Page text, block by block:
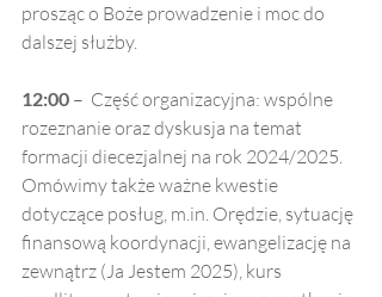
prosząc o Boże prowadzenie i moc do
dalszej służby.
12:00 –  Część organizacyjna: wspólne
rozeznanie oraz dyskusja na temat
formacji diecezjalnej na rok 2024/2025.
Omówimy także ważne kwestie
dotyczące posług, m.in. Orędzie, sytuację
finansową koordynacji, ewangelizację na
zewnątrz (Ja Jestem 2025), kurs